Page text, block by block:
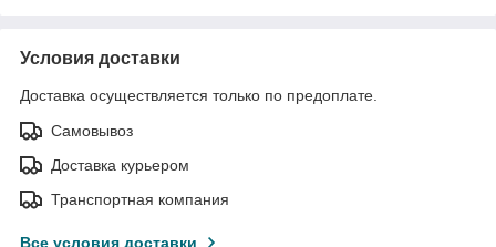
Условия доставки
Доставка осуществляется только по предоплате.
Самовывоз
Доставка курьером
Транспортная компания
Все условия доставки